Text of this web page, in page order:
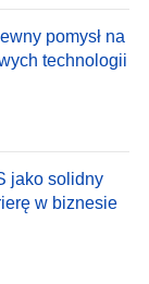
pomysł na
technologii
jako solidny
w biznesie